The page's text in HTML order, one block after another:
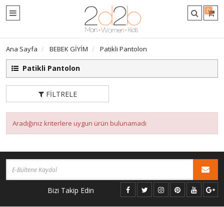
0
Ana Sayfa BEBEK GİYİM Patikli Pantolon
Patikli Pantolon
FILTRELE
Aradığınız kriterlere uygun ürün bulunamadı
Bizi Takip Edin